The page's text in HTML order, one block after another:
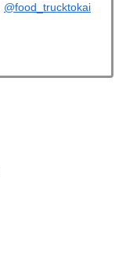
@food_trucktokai